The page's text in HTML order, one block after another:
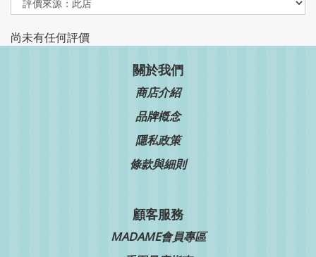
尚未有任何評價
關於我們
商店介紹
品牌槪念
隱私政策
條款與細則
顧客服務
MADAME會員專區